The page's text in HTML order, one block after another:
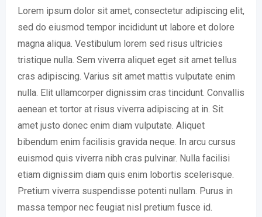
Lorem ipsum dolor sit amet, consectetur adipiscing elit,
sed do eiusmod tempor incididunt ut labore et dolore
magna aliqua. Vestibulum lorem sed risus ultricies
tristique nulla. Sem viverra aliquet eget sit amet tellus
cras adipiscing. Varius sit amet mattis vulputate enim
nulla. Elit ullamcorper dignissim cras tincidunt. Convallis
aenean et tortor at risus viverra adipiscing at in. Sit
amet justo donec enim diam vulputate. Aliquet
bibendum enim facilisis gravida neque. In arcu cursus
euismod quis viverra nibh cras pulvinar. Nulla facilisi
etiam dignissim diam quis enim lobortis scelerisque.
Pretium viverra suspendisse potenti nullam. Purus in
massa tempor nec feugiat nisl pretium fusce id.